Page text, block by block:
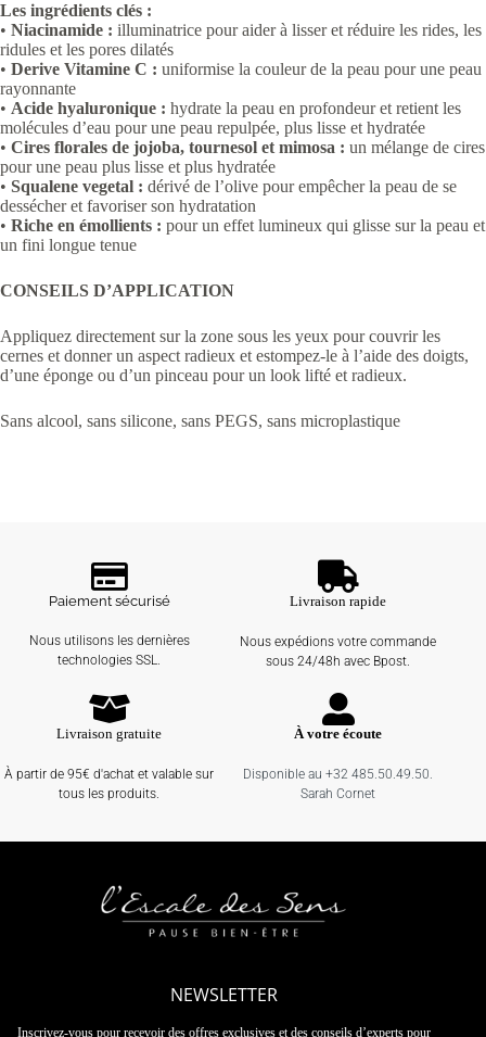
Les ingrédients clés :
• Niacinamide : illuminatrice pour aider à lisser et réduire les rides, les
ridules et les pores dilatés
• Derive Vitamine C : uniformise la couleur de la peau pour une peau
rayonnante
• Acide hyaluronique : hydrate la peau en profondeur et retient les
molécules d’eau pour une peau repulpée, plus lisse et hydratée
• Cires florales de jojoba, tournesol et mimosa : un mélange de cires
pour une peau plus lisse et plus hydratée
• Squalene vegetal : dérivé de l’olive pour empêcher la peau de se
dessécher et favoriser son hydratation
• Riche en émollients : pour un effet lumineux qui glisse sur la peau et
un fini longue tenue
CONSEILS D’APPLICATION
Appliquez directement sur la zone sous les yeux pour couvrir les
cernes et donner un aspect radieux et estompez-le à l’aide des doigts,
d’une éponge ou d’un pinceau pour un look lifté et radieux.
Sans alcool, sans silicone, sans PEGS, sans microplastique
Paiement sécurisé
Nous utilisons les dernières
technologies SSL.
Livraison rapide
Nous expédions votre commande
sous 24/48h avec Bpost.
Livraison gratuite
À partir de 95€ d'achat et valable sur
tous les produits.
À votre écoute
Disponible au +32 485.50.49.50.
Sarah Cornet
NEWSLETTER
Inscrivez-vous pour recevoir des offres exclusives et des conseils d’experts pour